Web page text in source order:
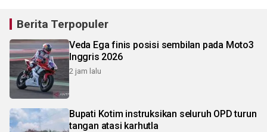
Berita Terpopuler
Veda Ega finis posisi sembilan pada Moto3
Inggris 2026
2 jam lalu
Bupati Kotim instruksikan seluruh OPD turun
tangan atasi karhutla